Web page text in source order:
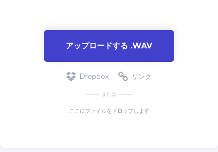
アップロードする .WAV
Dropbox リンク
または
ここにファイルをドロップします